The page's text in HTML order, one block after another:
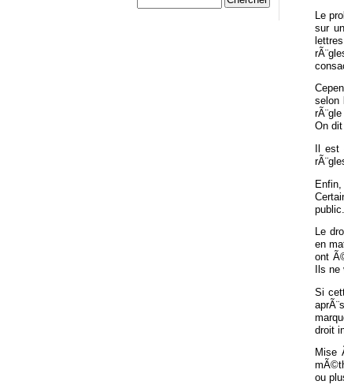
Le
sur
selon
On dit
Il
public.
Le
en
ont
Ils
Si
droit
Mise
ou